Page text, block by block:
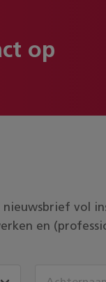
op
nieuwsbrief vol
en